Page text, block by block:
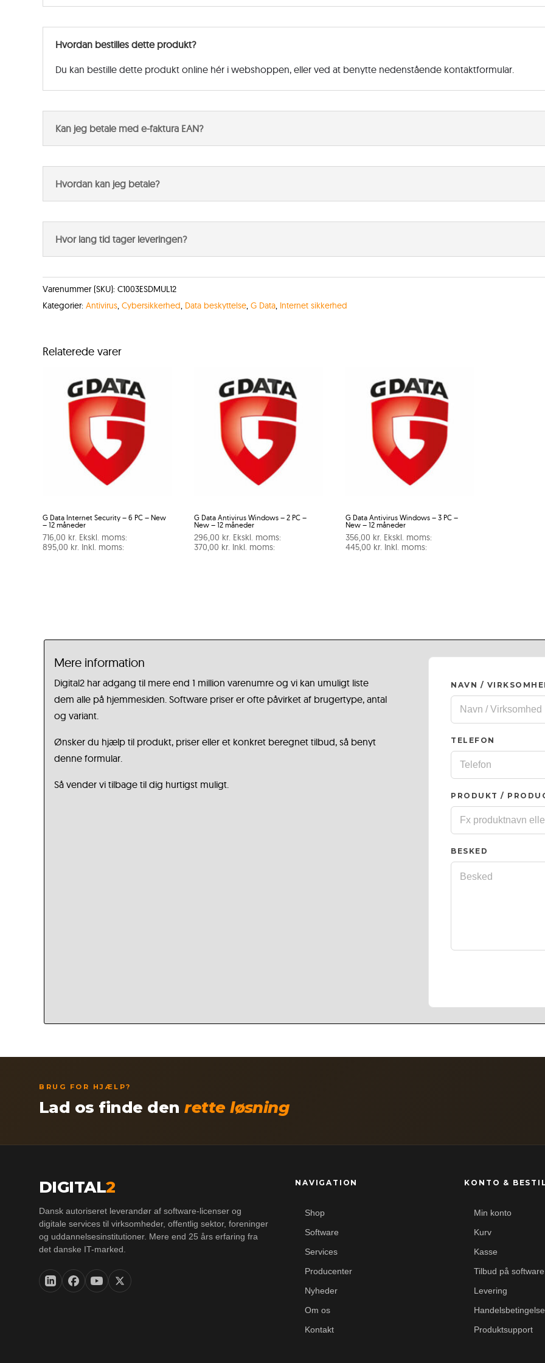
Hvordan bestilles dette produkt?
Du kan bestille dette produkt online hér i webshoppen, eller ved at benytte nedenstående kontaktformular.
Kan jeg betale med e-faktura EAN?
Hvordan kan jeg betale?
Hvor lang tid tager leveringen?
Varenummer (SKU): C1003ESDMUL12
Kategorier: Antivirus, Cybersikkerhed, Data beskyttelse, G Data, Internet sikkerhed
Relaterede varer
G Data Internet Security – 6 PC – New
– 12 måneder
716,00 kr. Ekskl. moms:
895,00 kr. Inkl. moms:
G Data Antivirus Windows – 2 PC –
New – 12 måneder
296,00 kr. Ekskl. moms:
370,00 kr. Inkl. moms:
G Data Antivirus Windows – 3 PC –
New – 12 måneder
356,00 kr. Ekskl. moms:
445,00 kr. Inkl. moms:
Mere information
Digital2 har adgang til mere end 1 million varenumre og vi kan umuligt liste
dem alle på hjemmesiden. Software priser er ofte påvirket af brugertype, antal
og variant.
Ønsker du hjælp til produkt, priser eller et konkret beregnet tilbud, så benyt
denne formular.
Så vender vi tilbage til dig hurtigst muligt.
NAVN /
TELEFON
PRODUKT /
BESKED
BRUG FOR HJÆLP?
Lad os finde denrette løsning
DIGITAL2
Dansk autoriseret leverandør af software-licenser og
digitale services til virksomheder, offentlig sektor, foreninger
og uddannelsesinstitutioner. Mere end 25 års erfaring fra
det danske IT-marked.
NAVIGATION
Shop
Software
Services
Producenter
Nyheder
Om os
Kontakt
KONTO &
Min konto
Kurv
Kasse
Tilbud på software
Levering
Produktsupport